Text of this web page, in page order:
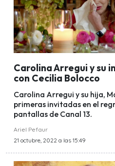
Carolina Arregui y su
con Cecilia Bolocco
Carolina Arregui y su hija,
primeras invitadas en el
pantallas de Canal 13.
Ariel Pefaur
21 octubre, 2022 a las 15:49